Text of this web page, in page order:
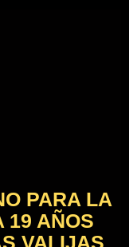
PARA LA
19 AÑOS